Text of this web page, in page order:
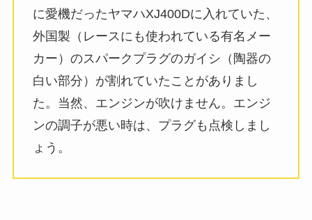
に愛機だったヤマハXJ400Dに入れていた、
外国製（レースにも使われている有名メー
カー）のスパークプラグのガイシ（陶器の
白い部分）が割れていたことがありまし
た。当然、エンジンが吹けません。エンジ
ンの調子が悪い時は、プラグも点検しまし
ょう。